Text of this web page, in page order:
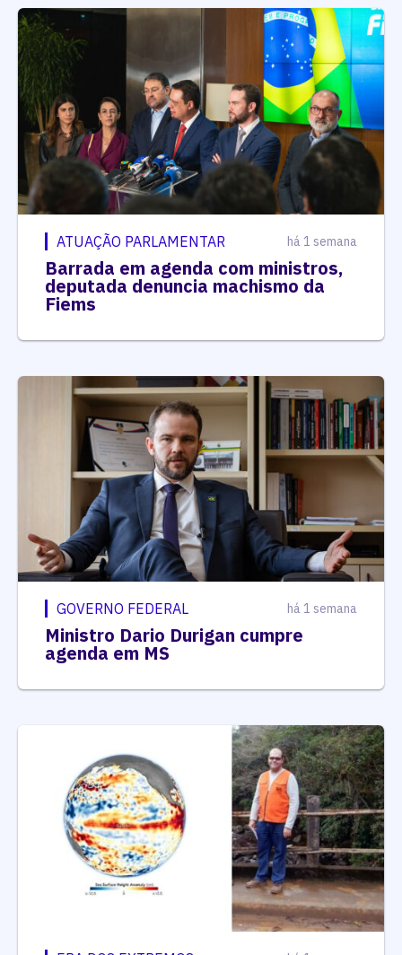
ATUAÇÃO PARLAMENTAR há 1 semana
Barrada em agenda com ministros,
deputada denuncia machismo da
Fiems
GOVERNO FEDERAL há 1 semana
Ministro Dario Durigan cumpre
agenda em MS